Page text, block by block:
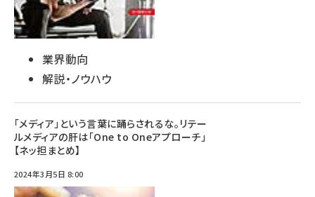
業界動向
解説・ノウハウ
「メディア」という言葉に踊らされるな。リテー
ルメディアの肝は「One to Oneアプローチ」
【ネッ担まとめ】
2024年3月5日 8:00